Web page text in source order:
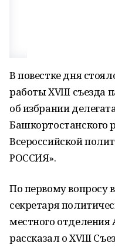
В повестке дня
работы XVIII
об избрании
Башкортостанского
Всероссийской
РОССИЯ».
По первому вопросу
секретаря
местного
рассказал о XVIII